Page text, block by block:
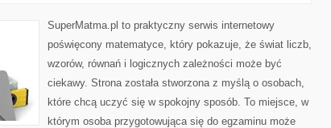
SuperMatma.pl to praktyczny serwis internetowy
poświęcony matematyce, który pokazuje, że świat liczb,
wzorów, równań i logicznych zależności może być
ciekawy. Strona została stworzona z myślą o osobach,
które chcą uczyć się w spokojny sposób. To miejsce, w
którym osoba przygotowująca się do egzaminu może